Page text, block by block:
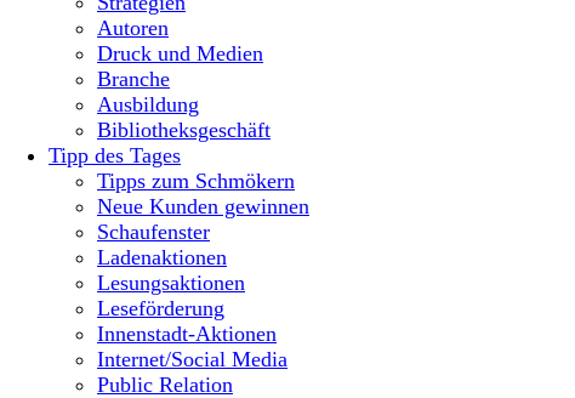
Autoren
Druck und Medien
Branche
Ausbildung
Bibliotheksgeschäft
Tipp des Tages
Tipps zum Schmökern
Neue Kunden gewinnen
Schaufenster
Ladenaktionen
Lesungsaktionen
Leseförderung
Innenstadt-Aktionen
Internet/Social Media
Public Relation